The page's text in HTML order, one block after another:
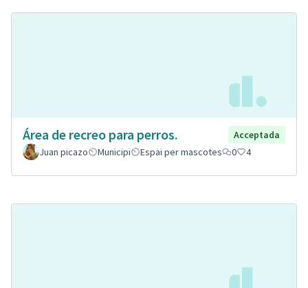
Área de recreo para perros.
Acceptada
Juan picazo
Municipi Espai per mascotes 0 4